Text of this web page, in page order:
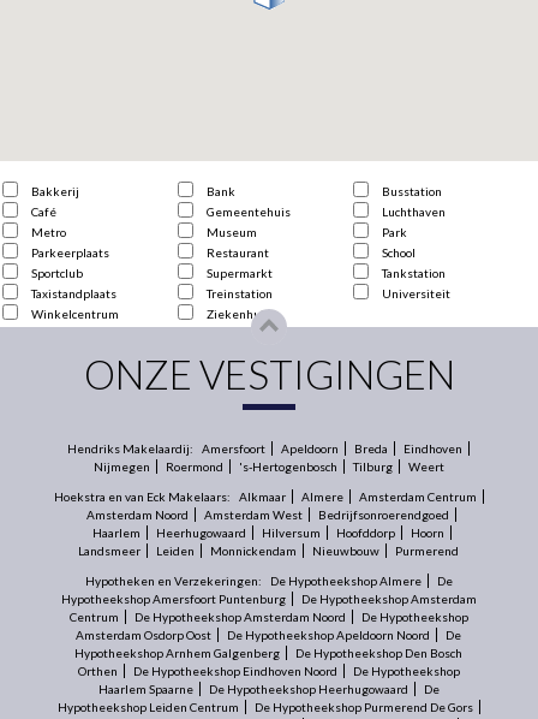
Bakkerij Bank
Busstation
Café
Gemeentehuis
Luchthaven
Metro
Museum
Park
Parkeerplaats
Restaurant
School
Sportclub
Supermarkt
Tankstation
Taxistandplaats
Treinstation
Universiteit
Winkelcentrum
Ziekenhuis
ONZE VESTIGINGEN
Hendriks Makelaardij: Amersfoort Apeldoorn Breda
Eindhoven
Nijmegen
Roermond 's-Hertogenbosch Tilburg Weert
Hoekstra en van Eck Makelaars: Alkmaar Almere
Amsterdam Centrum
Amsterdam Noord
Amsterdam West
Bedrijfsonroerendgoed
Haarlem
Heerhugowaard Hilversum Hoofddorp
Hoorn
Landsmeer
Leiden Monnickendam Nieuwbouw Purmerend
Hypotheken en Verzekeringen: De Hypotheekshop Almere
De
Hypotheekshop Amersfoort Puntenburg
De Hypotheekshop Amsterdam
Centrum
De Hypotheekshop Amsterdam Noord
De Hypotheekshop
Amsterdam Osdorp Oost
De Hypotheekshop Apeldoorn Noord
De
Hypotheekshop Arnhem Galgenberg
De Hypotheekshop Den Bosch
Orthen
De Hypotheekshop Eindhoven Noord
De Hypotheekshop
Haarlem Spaarne
De Hypotheekshop Heerhugowaard
De
Hypotheekshop Leiden Centrum
De Hypotheekshop Purmerend De Gors